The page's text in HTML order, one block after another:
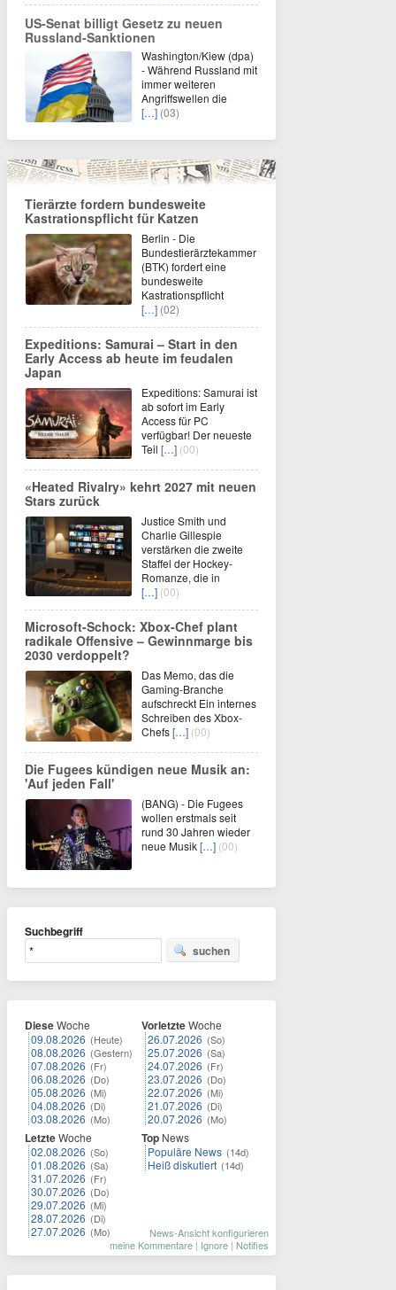
US-Senat billigt Gesetz zu neuen
Russland-Sanktionen
Washington/Kiew (dpa)
- Während Russland mit
immer weiteren
Angriffswellen die
[…] (03)
Tierärzte fordern bundesweite
Kastrationspflicht für Katzen
Berlin - Die
Bundestierärztekammer
(BTK) fordert eine
bundesweite
Kastrationspflicht
[…] (02)
Expeditions: Samurai – Start in den
Early Access ab heute im feudalen
Japan
Expeditions: Samurai ist
ab sofort im Early
Access für PC
verfügbar! Der neueste
Teil […] (00)
«Heated Rivalry» kehrt 2027 mit neuen
Stars zurück
Justice Smith und
Charlie Gillespie
verstärken die zweite
Staffel der Hockey-
Romanze, die in
[…] (00)
Microsoft-Schock: Xbox-Chef plant
radikale Offensive – Gewinnmarge bis
2030 verdoppelt?
Das Memo, das die
Gaming-Branche
aufschreckt Ein internes
Schreiben des Xbox-
Chefs[…] (00)
Die Fugees kündigen neue Musik an:
'Auf jeden Fall'
(BANG) - Die Fugees
wollen erstmals seit
rund 30 Jahren wieder
neue Musik[…] (00)
Suchbegriff
suchen
DieseWoche
09.08.2026 (Heute)
08.08.2026 (Gestern)
07.08.2026 (Fr)
06.08.2026 (Do)
05.08.2026 (Mi)
04.08.2026 (Di)
03.08.2026 (Mo)
LetzteWoche
02.08.2026 (So)
01.08.2026 (Sa)
31.07.2026 (Fr)
30.07.2026 (Do)
29.07.2026 (Mi)
28.07.2026 (Di)
27.07.2026 (Mo)
VorletzteWoche
26.07.2026 (So)
25.07.2026 (Sa)
24.07.2026 (Fr)
23.07.2026 (Do)
22.07.2026 (Mi)
21.07.2026 (Di)
20.07.2026 (Mo)
Top News
Populäre News (14d)
Heiß diskutiert (14d)
News-Ansicht konfigurieren
meine Kommentare | Ignore | Notifies